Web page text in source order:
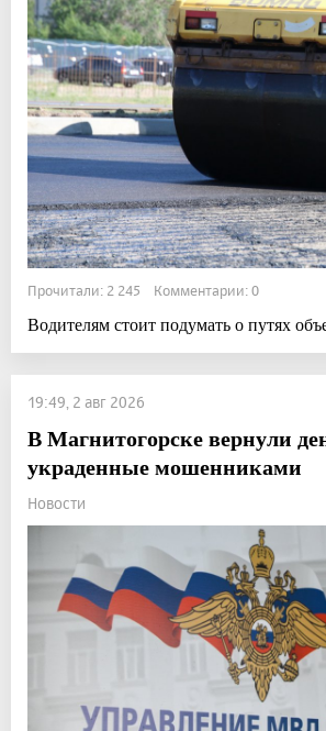
Прочитали: 2 245 Комментарии: 0
Водителям стоит подумать о путях
19:49, 2 авг 2026
В Магнитогорске вернули
украденные мошенниками
Новости